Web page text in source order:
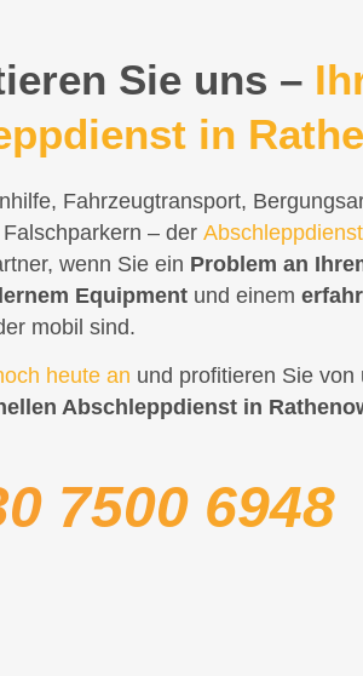
Sie uns –
in
Fahrzeugtransport,
– der
wenn Sie ein Problem an
Equipmentund einem
mobil sind.
heute an und profitieren Sie von
Abschleppdienst in
7500 6948